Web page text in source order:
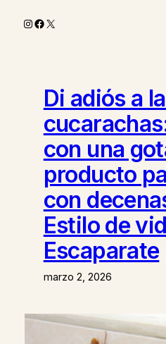
Instagram
Facebook
X
Di adiós a
con una
producto
con
Estilo de
Escaparate
marzo 2, 2026